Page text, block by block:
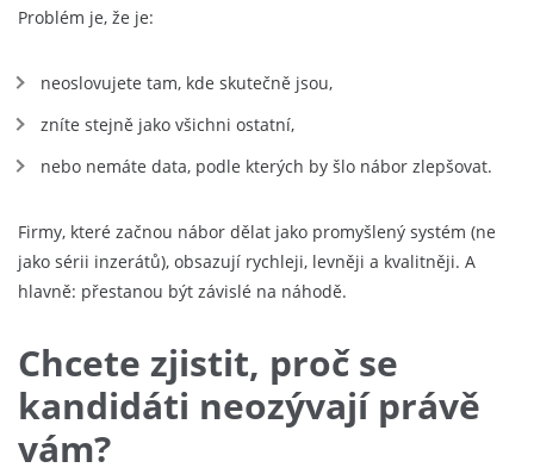
Problém je, že je:
neoslovujete tam, kde skutečně jsou,
zníte stejně jako všichni ostatní,
nebo nemáte data, podle kterých by šlo nábor zlepšovat.
Firmy, které začnou nábor dělat jako promyšlený systém (ne
jako sérii inzerátů), obsazují rychleji, levněji a kvalitněji. A
hlavně: přestanou být závislé na náhodě.
Chcete zjistit, proč se
kandidáti neozývají právě
vám?